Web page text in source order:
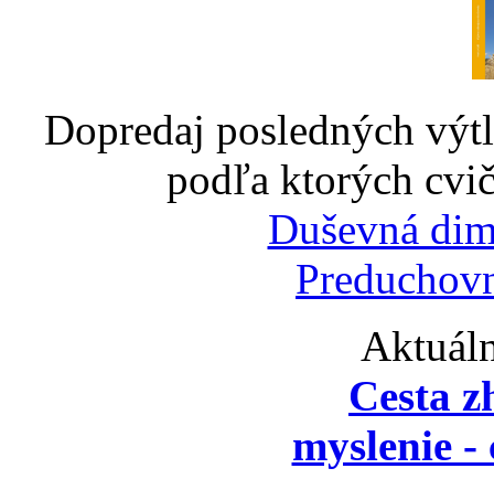
Dopredaj posledných
podľa ktorých
Duševná
Cesta
myslenie